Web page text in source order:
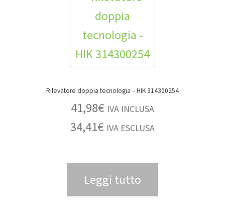
Rilevatore doppia tecnologia – HIK 314300254
41,98€ IVA INCLUSA
34,41€ IVA ESCLUSA
Leggi tutto